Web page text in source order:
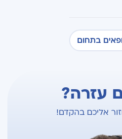
בתחום
עזרה?
אליכם בהקדם!